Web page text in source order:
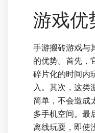
游戏优
手游搬砖游戏与
的优势。首先，
碎片化的时间内
入。其次，这类
简单，不会造成
多手机空间。最
离线玩耍，即使